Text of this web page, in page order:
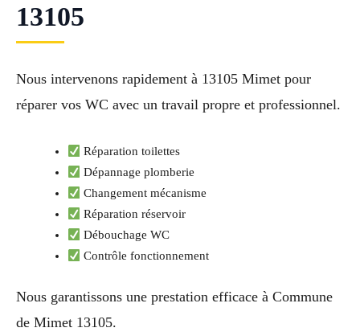
13105
Nous intervenons rapidement à 13105 Mimet pour
réparer vos WC avec un travail propre et professionnel.
Réparation toilettes
Dépannage plomberie
Changement mécanisme
Réparation réservoir
Débouchage WC
Contrôle fonctionnement
Nous garantissons une prestation efficace à Commune
de Mimet 13105.